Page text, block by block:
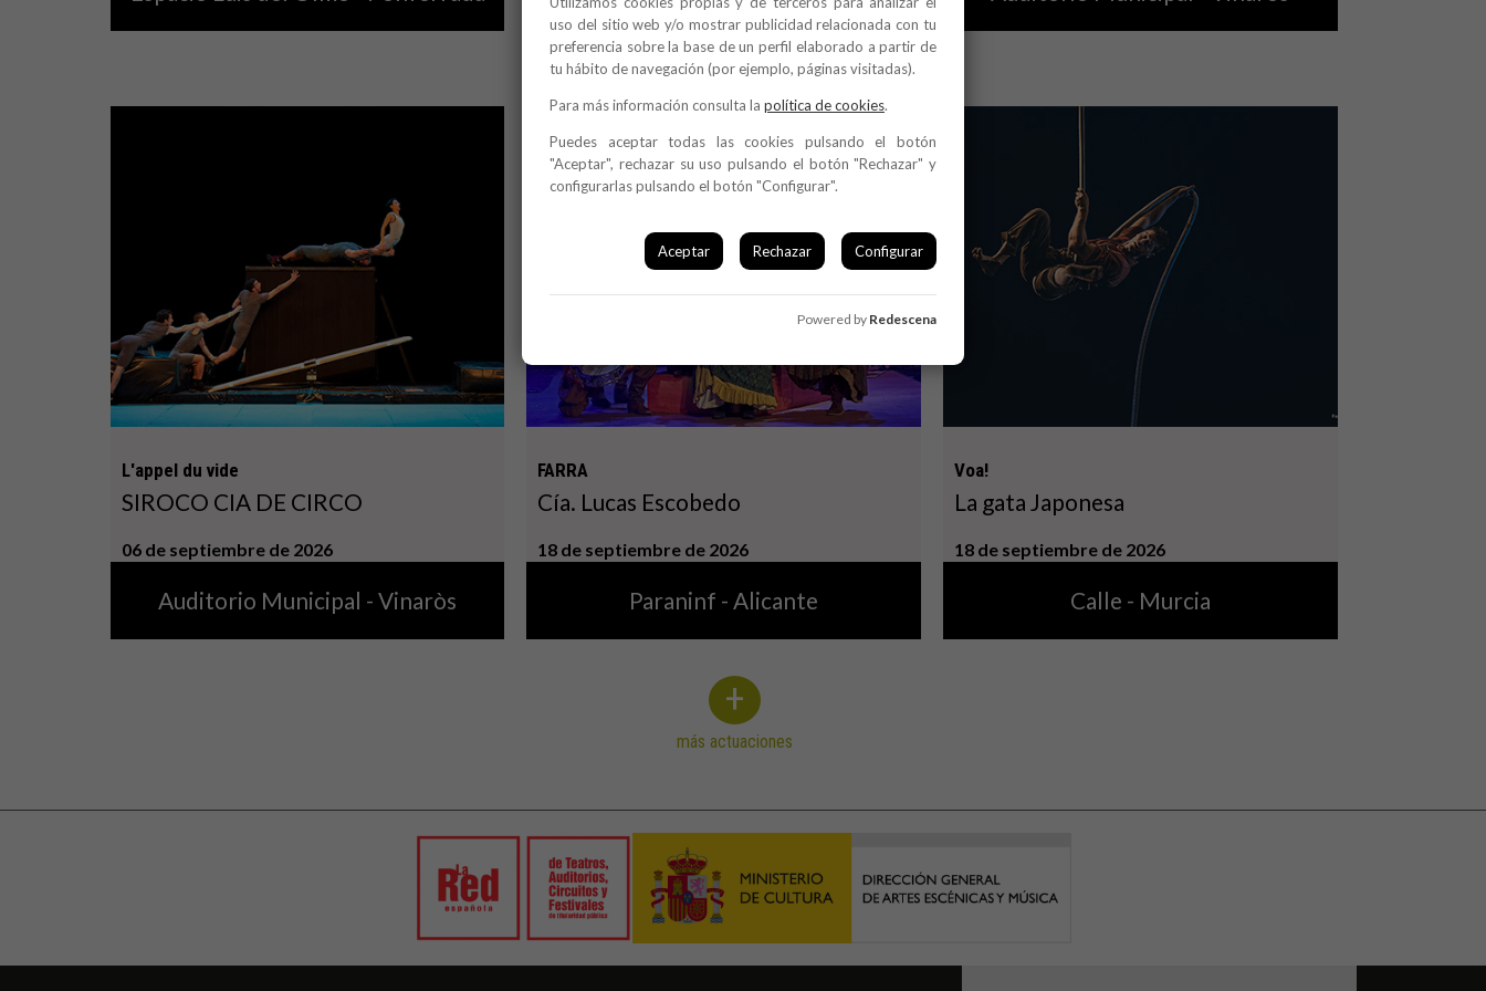
ALBACETE
L'appel du vide
SIROCO CIA DE CIRCO
06 de septiembre de 2026
Auditorio Municipal - Vinaròs
FARRA
Cía. Lucas Escobedo
18 de septiembre de 2026
Paraninf - Alicante
Voa!
La gata Japonesa
18 de septiembre de 2026
Calle - Murcia
+
más actuaciones
uso del sitio web y/o mostrar publicidad relacionada con tu
preferencia sobre la base de un perfil elaborado a partir de
tu hábito de navegación (por ejemplo, páginas visitadas).
Para más información consulta la política de cookies.
Puedes aceptar todas las cookies pulsando el botón
"Aceptar", rechazar su uso pulsando el botón "Rechazar" y
configurarlas pulsando el botón "Configurar".
Aceptar Rechazar Configurar
Powered by Redescena